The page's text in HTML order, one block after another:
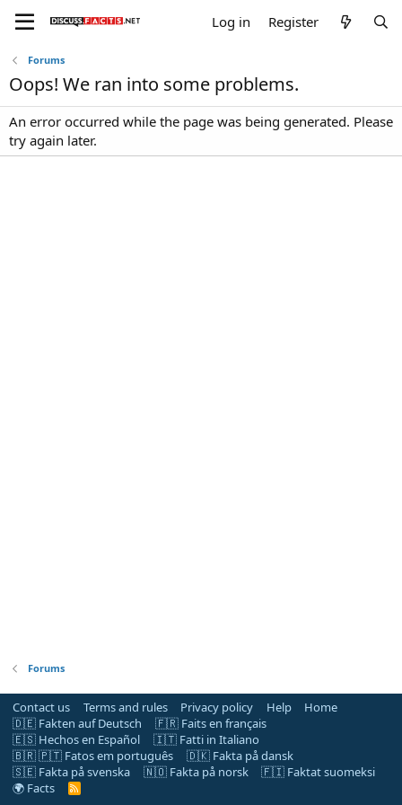
Log in Register
Forums
Oops! We ran into some problems.
An error occurred while the page was being generated. Please
try again later.
Forums
Contact us Terms and rules Privacy policy Help
Home
🇩🇪 Fakten auf Deutsch
🇫🇷 Faits en français
🇪🇸 Hechos en Español
🇮🇹 Fatti in Italiano
🇧🇷 🇵🇹 Fatos em português
🇩🇰 Fakta på dansk
🇸🇪 Fakta på svenska
🇳🇴 Fakta på norsk
🇫🇮 Faktat suomeksi
🌍 Facts
R